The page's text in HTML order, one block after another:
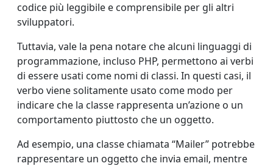
codice più leggibile e comprensibile per gli altri
sviluppatori.
Tuttavia, vale la pena notare che alcuni linguaggi di
programmazione, incluso PHP, permettono ai verbi
di essere usati come nomi di classi. In questi casi, il
verbo viene solitamente usato come modo per
indicare che la classe rappresenta un’azione o un
comportamento piuttosto che un oggetto.
Ad esempio, una classe chiamata “Mailer” potrebbe
rappresentare un oggetto che invia email, mentre